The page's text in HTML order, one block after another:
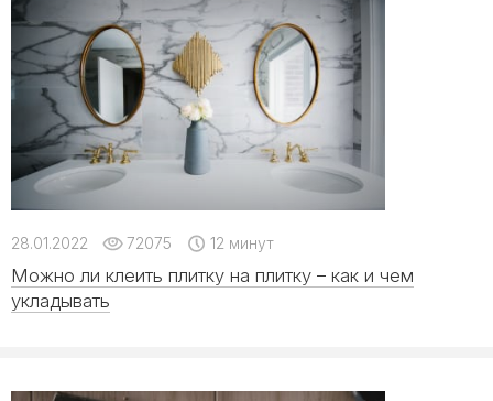
28.01.2022 72075 12 минут
Можно ли клеить плитку на плитку – как и чем
укладывать